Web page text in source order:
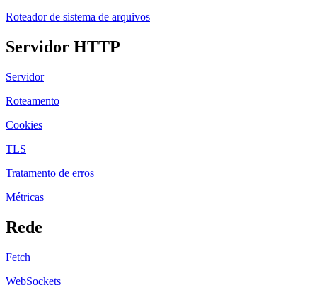
Roteador de sistema de arquivos
Servidor HTTP
Servidor
Roteamento
Cookies
TLS
Tratamento de erros
Métricas
Rede
Fetch
WebSockets